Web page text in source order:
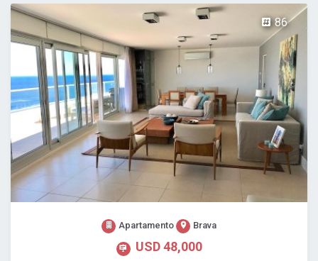
86
Apartamento Brava
USD 48,000